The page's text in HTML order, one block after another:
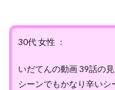
30代 女性 ：
いだてんの動画 39話の
シーンでもかなり辛いシ